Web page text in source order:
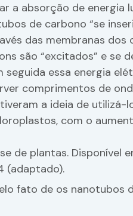
a absorção de energia
de carbono “se
das membranas dos
são “excitados” e se
essa energia
comprimentos de
a ideia de utilizá-
com o
de plantas. Disponível
(adaptado).
fato de os nanotubos